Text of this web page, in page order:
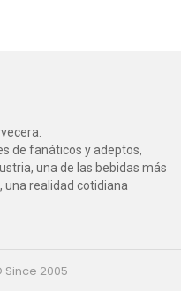
de fanáticos y adeptos,
una de las bebidas más
una realidad cotidiana
2005